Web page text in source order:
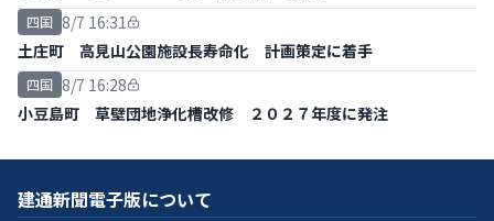
四国 8/7 16:31
土庄町 高見山公園施設長寿命化 計画策定に着手
四国 8/7 16:28
小豆島町 草壁団地浄化槽改修 ２０２７年度に発注
建通新聞電子版について